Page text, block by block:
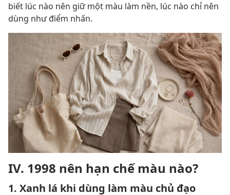
biết lúc nào nên giữ một màu làm nền, lúc nào chỉ nên
dùng như điểm nhấn.
IV. 1998 nên hạn chế màu nào?
1. Xanh lá khi dùng làm màu chủ đạo